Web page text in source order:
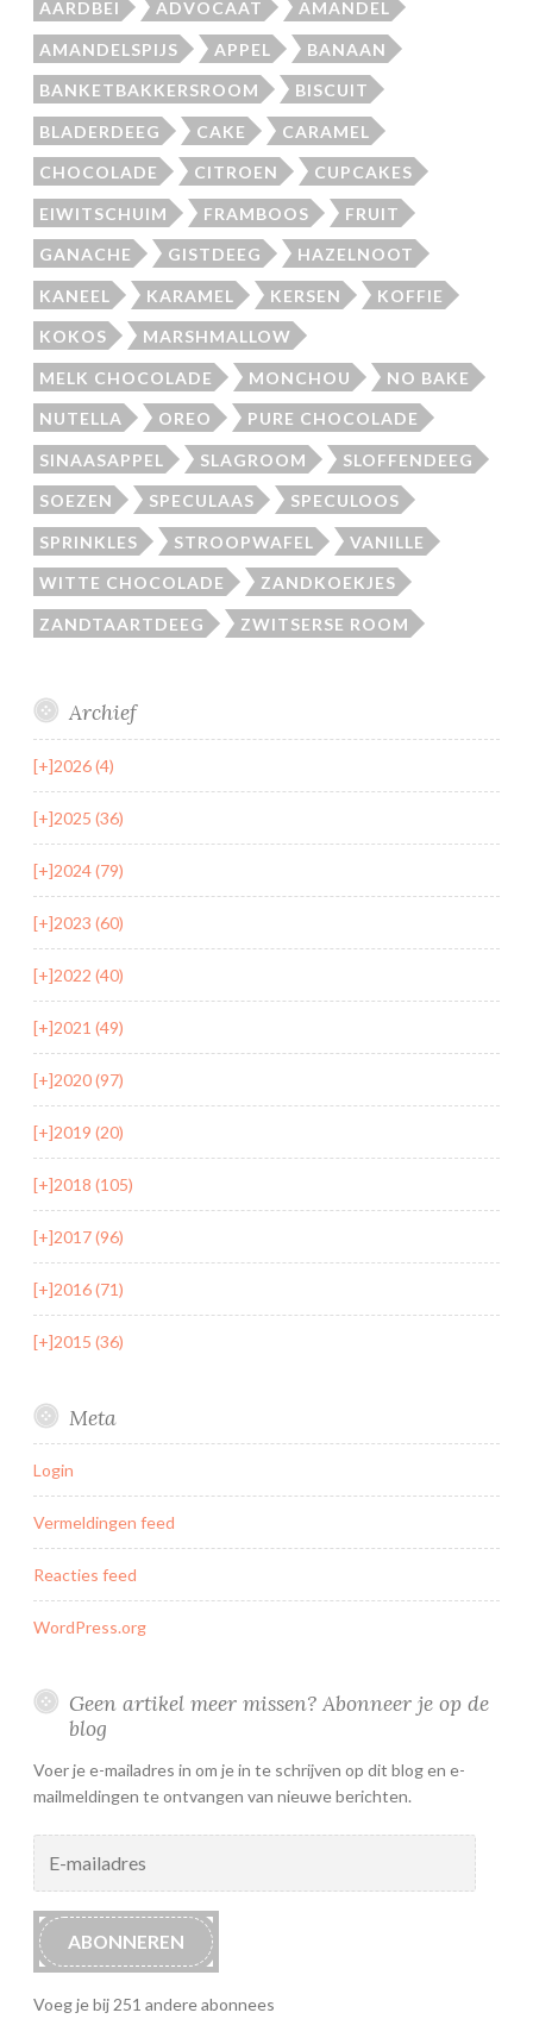
AARDBEI ADVOCAAT AMANDEL
AMANDELSPIJS APPEL BANAAN
BANKETBAKKERSROOM BISCUIT
BLADERDEEG CAKE CARAMEL
CHOCOLADE CITROEN CUPCAKES
EIWITSCHUIM FRAMBOOS FRUIT
GANACHE GISTDEEG HAZELNOOT
KANEEL KARAMEL KERSEN KOFFIE
KOKOS MARSHMALLOW
MELK CHOCOLADE MONCHOU NO BAKE
NUTELLA OREO PURE CHOCOLADE
SINAASAPPEL SLAGROOM SLOFFENDEEG
SOEZEN SPECULAAS SPECULOOS
SPRINKLES STROOPWAFEL VANILLE
WITTE CHOCOLADE ZANDKOEKJES
ZANDTAARTDEEG ZWITSERSE ROOM
Archief
[+]2026 (4)
[+]2025 (36)
[+]2024 (79)
[+]2023 (60)
[+]2022 (40)
[+]2021 (49)
[+]2020 (97)
[+]2019 (20)
[+]2018 (105)
[+]2017 (96)
[+]2016 (71)
[+]2015 (36)
Meta
Login
Vermeldingen feed
Reacties feed
WordPress.org
Geen artikel meer missen? Abonneer je op de
blog
Voer je e-mailadres in om je in te schrijven op dit blog en e-
mailmeldingen te ontvangen van nieuwe berichten.
mailadres
ABONNEREN
Voeg je bij 251 andere abonnees